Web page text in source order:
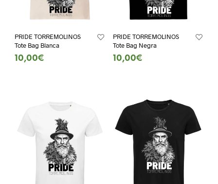
PRIDE TORREMOLINOS
Tote Bag Blanca
10,00€
PRIDE TORREMOLINOS
Tote Bag Negra
10,00€